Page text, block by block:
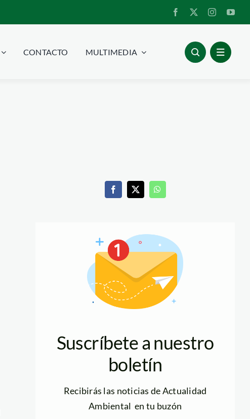
CONTACTO MULTIMEDIA
Suscríbete a nuestro
boletín
Recibirás las noticias de Actualidad
Ambiental en tu buzón